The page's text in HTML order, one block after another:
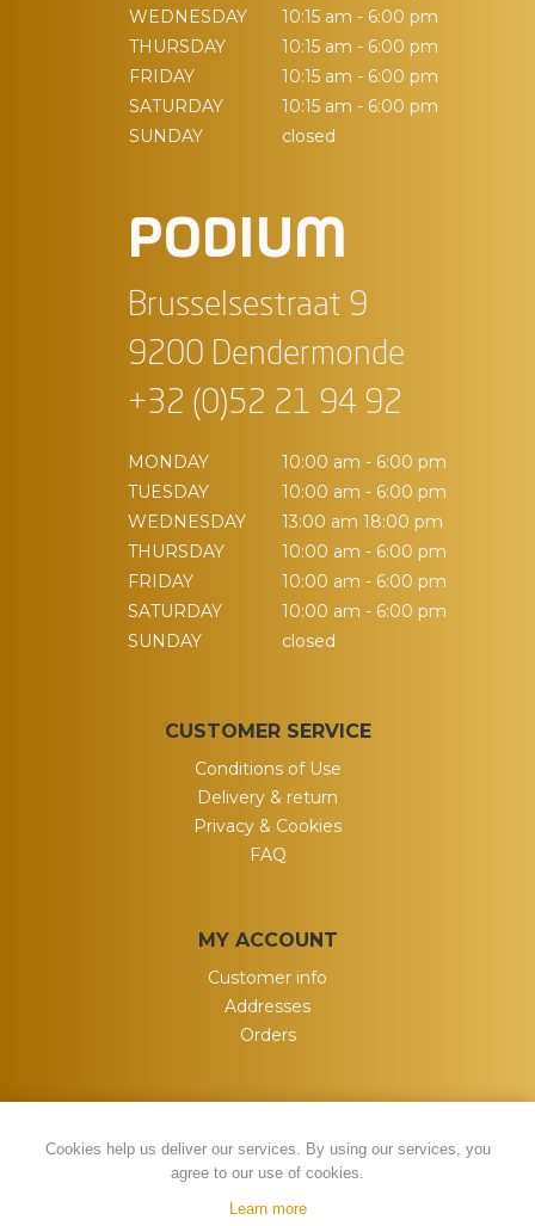
WEDNESDAY
10:15 am - 6:00 pm
THURSDAY
10:15 am - 6:00 pm
FRIDAY
10:15 am - 6:00 pm
SATURDAY
10:15 am - 6:00 pm
SUNDAY
closed
PODIUM
Brusselsestraat 9
9200 Dendermonde
+32 (0)52 21 94 92
MONDAY
10:00 am - 6:00 pm
TUESDAY
10:00 am - 6:00 pm
WEDNESDAY
13:00 am 18:00 pm
THURSDAY
10:00 am - 6:00 pm
FRIDAY
10:00 am - 6:00 pm
SATURDAY
10:00 am - 6:00 pm
SUNDAY
closed
CUSTOMER SERVICE
Conditions of Use
Delivery & return
Privacy & Cookies
FAQ
MY ACCOUNT
Customer info
Addresses
Orders
Cookies help us deliver our services. By using our services, you
agree to our use of cookies.
Learn more